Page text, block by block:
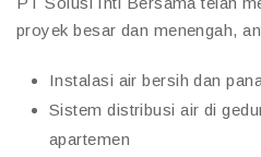
proyek besar dan menengah,
Instalasi air bersih dan
Sistem distribusi air di
apartemen